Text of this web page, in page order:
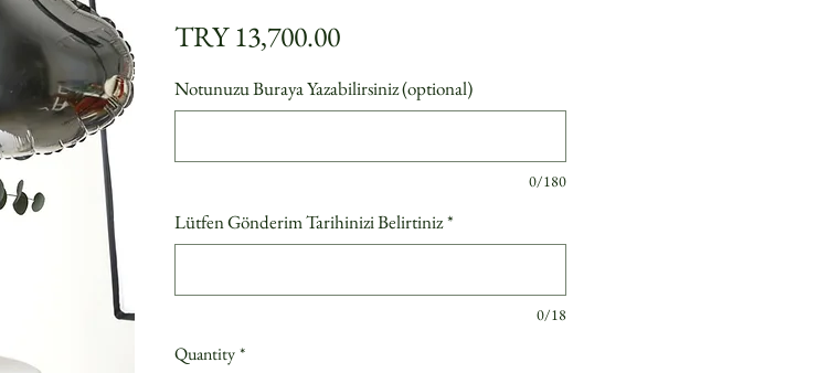
TRY 13,700.00Price
Notunuzu Buraya Yazabilirsiniz (optional)
0/180
Lütfen Gönderim Tarihinizi Belirtiniz*
0/18
Quantity*